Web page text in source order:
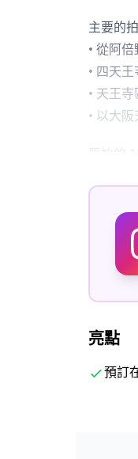
主要的
• 從阿
• 四天
• 天王
• 以大
原始的
緒和顏色
讓我們
◆ 重要
・如果
可供選
亮點
預訂